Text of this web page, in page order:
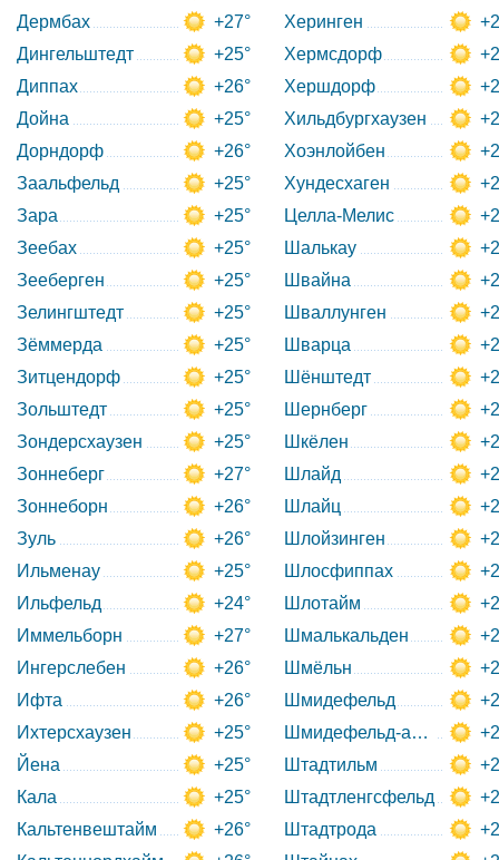
Дермбах
+27°
Дингельштедт
+25°
Диппах
+26°
Дойна
+25°
Дорндорф
+26°
Заальфельд
+25°
Зара
+25°
Зеебах
+25°
Зееберген
+25°
Зелингштедт
+25°
Зёммерда
+25°
Зитцендорф
+25°
Зольштедт
+25°
Зондерсхаузен
+25°
Зоннеберг
+27°
Зоннеборн
+26°
Зуль
+26°
Ильменау
+25°
Ильфельд
+24°
Иммельборн
+27°
Ингерслебен
+26°
Ифта
+26°
Ихтерсхаузен
+25°
Йена
+25°
Кала
+25°
Кальтенвештайм
+26°
Херинген
Хермсдорф
Хершдорф
Хильдбургхаузен
Хоэнлойбен
Хундесхаген
Целла-Мелис
Шалькау
Швайна
Шваллунген
Шварца
Шёнштедт
Шернберг
Шкёлен
Шлайд
Шлайц
Шлойзинген
Шлосфиппах
Шлотайм
Шмалькальден
Шмёльн
Шмидефельд
Шмидефельд-ам-
Штадтильм
Штадтленгсфельд
Штадтрода